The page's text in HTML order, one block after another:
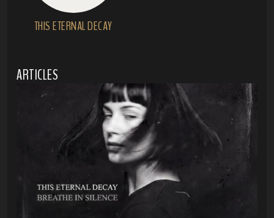
THIS ETERNAL DECAY
ARTICLES